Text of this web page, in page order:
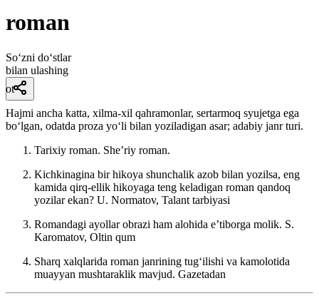
roman
So‘zni do‘stlar
bilan ulashing
ot
Hajmi ancha katta, xilma-xil qahramonlar, sertarmoq syujetga ega
boʻlgan, odatda proza yoʻli bilan yoziladigan asar; adabiy janr turi.
Tarixiy roman. Sheʼriy roman.
Kichkinagina bir hikoya shunchalik azob bilan yozilsa, eng
kamida qirq-ellik hikoyaga teng keladigan roman qandoq
yozilar ekan? U. Normatov, Talant tarbiyasi
Romandagi ayollar obrazi ham alohida eʼtiborga molik. S.
Karomatov, Oltin qum
Sharq xalqlarida roman janrining tugʻilishi va kamolotida
muayyan mushtaraklik mavjud. Gazetadan